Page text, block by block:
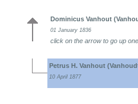
Dominicus Vanhout
01 January 1836
click on the arrow to go up
Petrus H. Vanhout
10 April 1877